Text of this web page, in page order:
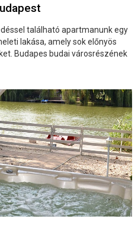
található apartmanunk egy
lakása, amely sok előnyös
Budapes budai városrészének